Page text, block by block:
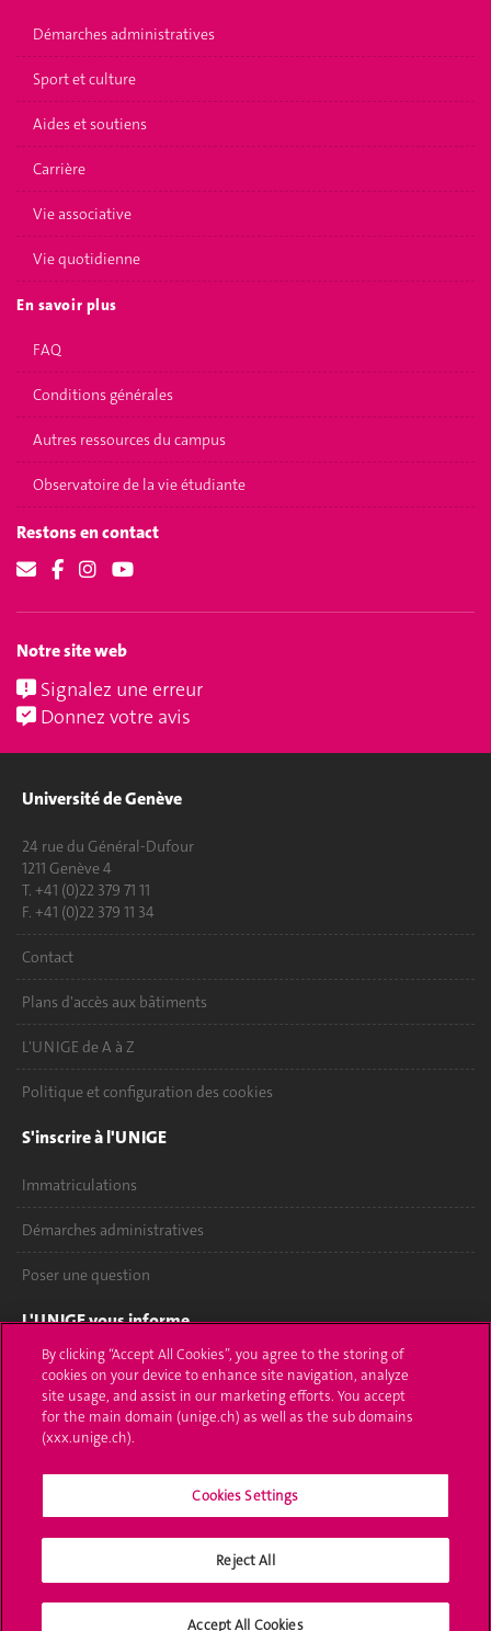
Démarches administratives
Sport et culture
Aides et soutiens
Carrière
Vie associative
Vie quotidienne
En savoir plus
FAQ
Conditions générales
Autres ressources du campus
Observatoire de la vie étudiante
Restons en contact
Notre site web
Signalez une erreur
Donnez votre avis
Université de Genève
24 rue du Général-Dufour
1211 Genève 4
T. +41 (0)22 379 71 11
F. +41 (0)22 379 11 34
Contact
Plans d'accès aux bâtiments
L'UNIGE de A à Z
Politique et configuration des cookies
S'inscrire à l'UNIGE
Immatriculations
Démarches administratives
Poser une question
L'UNIGE vous informe
UNIGE Mobile
Médias
By clicking “Accept All Cookies”, you agree to the storing of
cookies on your device to enhance site navigation, analyze
site usage, and assist in our marketing efforts. You accept
for the main domain (unige.ch) as well as the sub domains
(xxx.unige.ch).
Cookies Settings
Reject All
Accept All Cookies